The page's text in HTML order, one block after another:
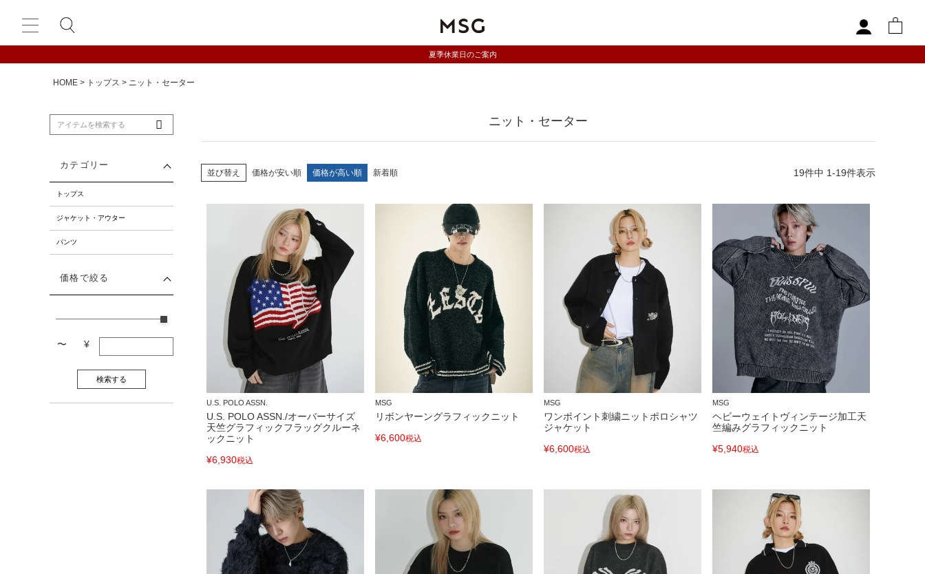
夏季休業日のご案内
HOME トップス ニット・セーター
カテゴリー
トップス
ジャケット・アウター
パンツ
価格で絞る
〜 ¥
検索する
ニット・セーター
並び替え 価格が安い順 価格が高い順 新着順 19件中 1-19件表示
U.S. POLO ASSN.
U.S. POLO ASSN./オーバーサイズ
天竺グラフィックフラッグクルーネ
ックニット
¥6,930税込
MSG
リボンヤーングラフィックニット
¥6,600税込
MSG
ワンポイント刺繍ニットポロシャツ
ジャケット
¥6,600税込
MSG
ヘビーウェイトヴィンテージ加工天
竺編みグラフィックニット
¥5,940税込